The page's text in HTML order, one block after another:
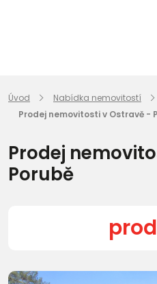
Úvod
Nabídka nemovitostí
Prodej nemovitosti v Ostravě -
Prodej
Porubě